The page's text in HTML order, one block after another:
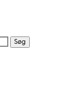
Søg